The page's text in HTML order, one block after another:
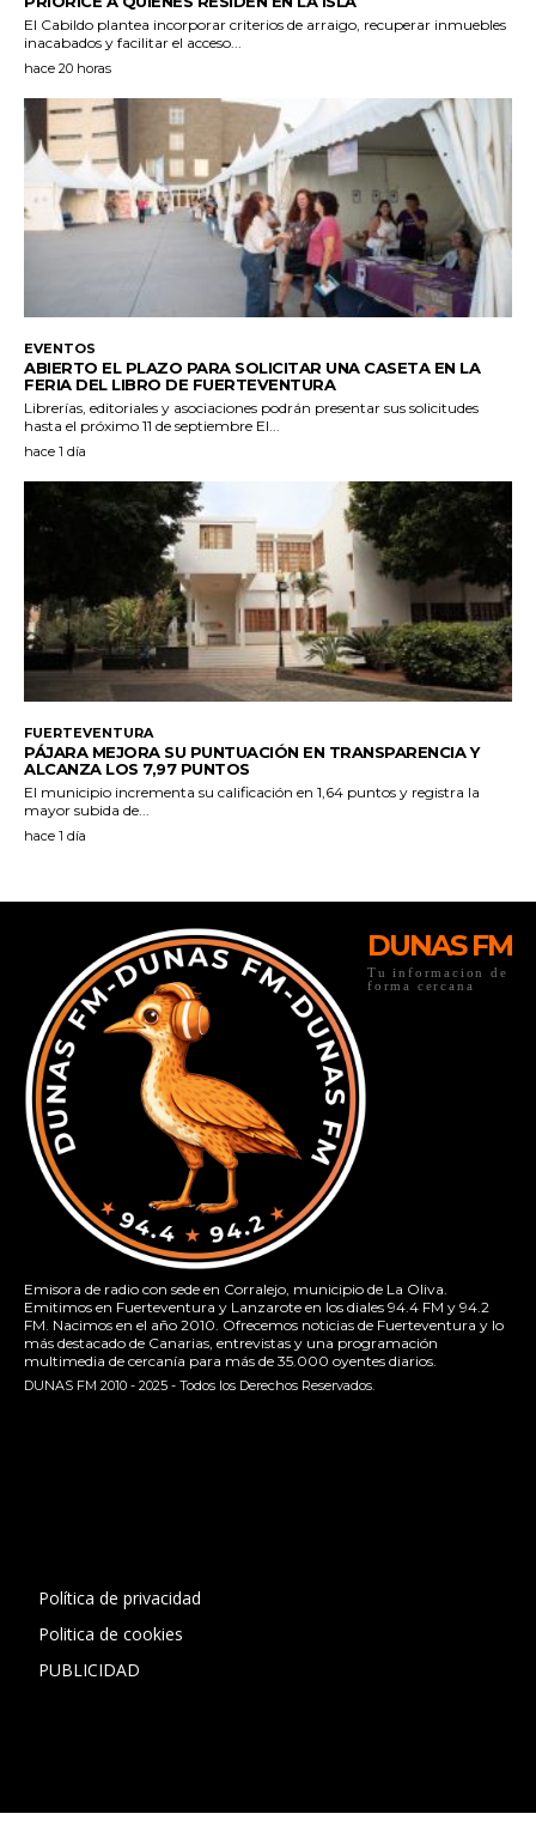
DUNAS FM
Tu informacion de
forma cercana
Emisora de radio con sede en Corralejo, municipio de La Oliva.
Emitimos en Fuerteventura y Lanzarote en los diales 94.4 FM y 94.2
FM. Nacimos en el año 2010. Ofrecemos noticias de Fuerteventura y lo
más destacado de Canarias, entrevistas y una programación
multimedia de cercanía para más de 35.000 oyentes diarios.
DUNAS FM 2010 - 2025 - Todos los Derechos Reservados.
Política de privacidad
Politica de cookies
PUBLICIDAD